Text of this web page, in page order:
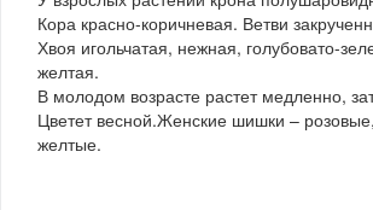
Кора красно-коричневая. Ветви
Хвоя игольчатая, нежная, голубовато-
желтая.
В молодом возрасте растет медленно,
Цветет весной.Женские шишки –
желтые.